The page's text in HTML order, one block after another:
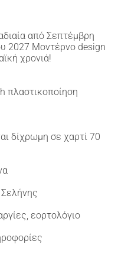
από Σεπτέμβρη
2027 Μοντέρνο design
χρονιά!
πλαστικοποίηση
δίχρωμη σε χαρτί 70
εορτολόγιο